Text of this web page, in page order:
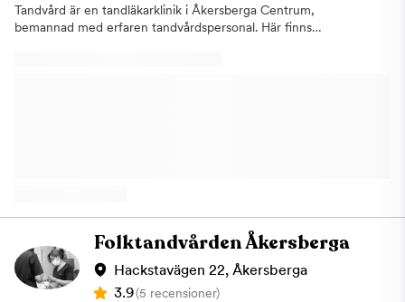
Tandvård är en tandläkarklinik i Åkersberga Centrum,
bemannad med erfaren tandvårdspersonal. Här finns
Folktandvården Åkersberga
Hackstavägen 22, Åkersberga
3.9(5 recensioner)